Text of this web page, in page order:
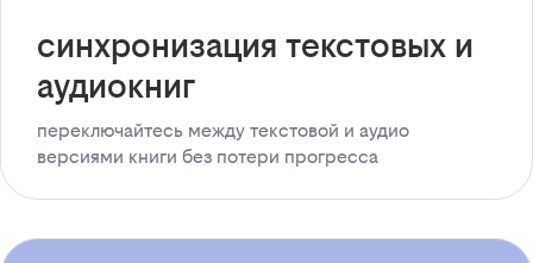
синхронизация текстовых и
аудиокниг
переключайтесь между текстовой и аудио
версиями книги без потери прогресса